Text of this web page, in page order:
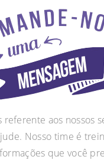
referente aos nossos
Nosso time é
que você